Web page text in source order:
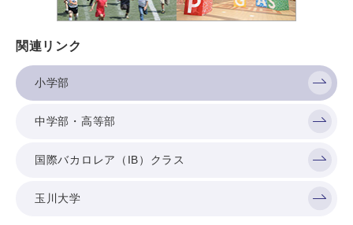
関連リンク
小学部
中学部・高等部
国際バカロレア（IB）クラス
玉川大学